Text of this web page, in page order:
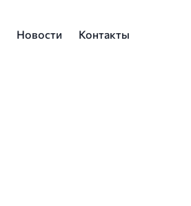
Новости Контакты